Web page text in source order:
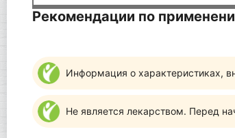
Рекомендации по
Информация о характеристиках,
Не является лекарством. Перед